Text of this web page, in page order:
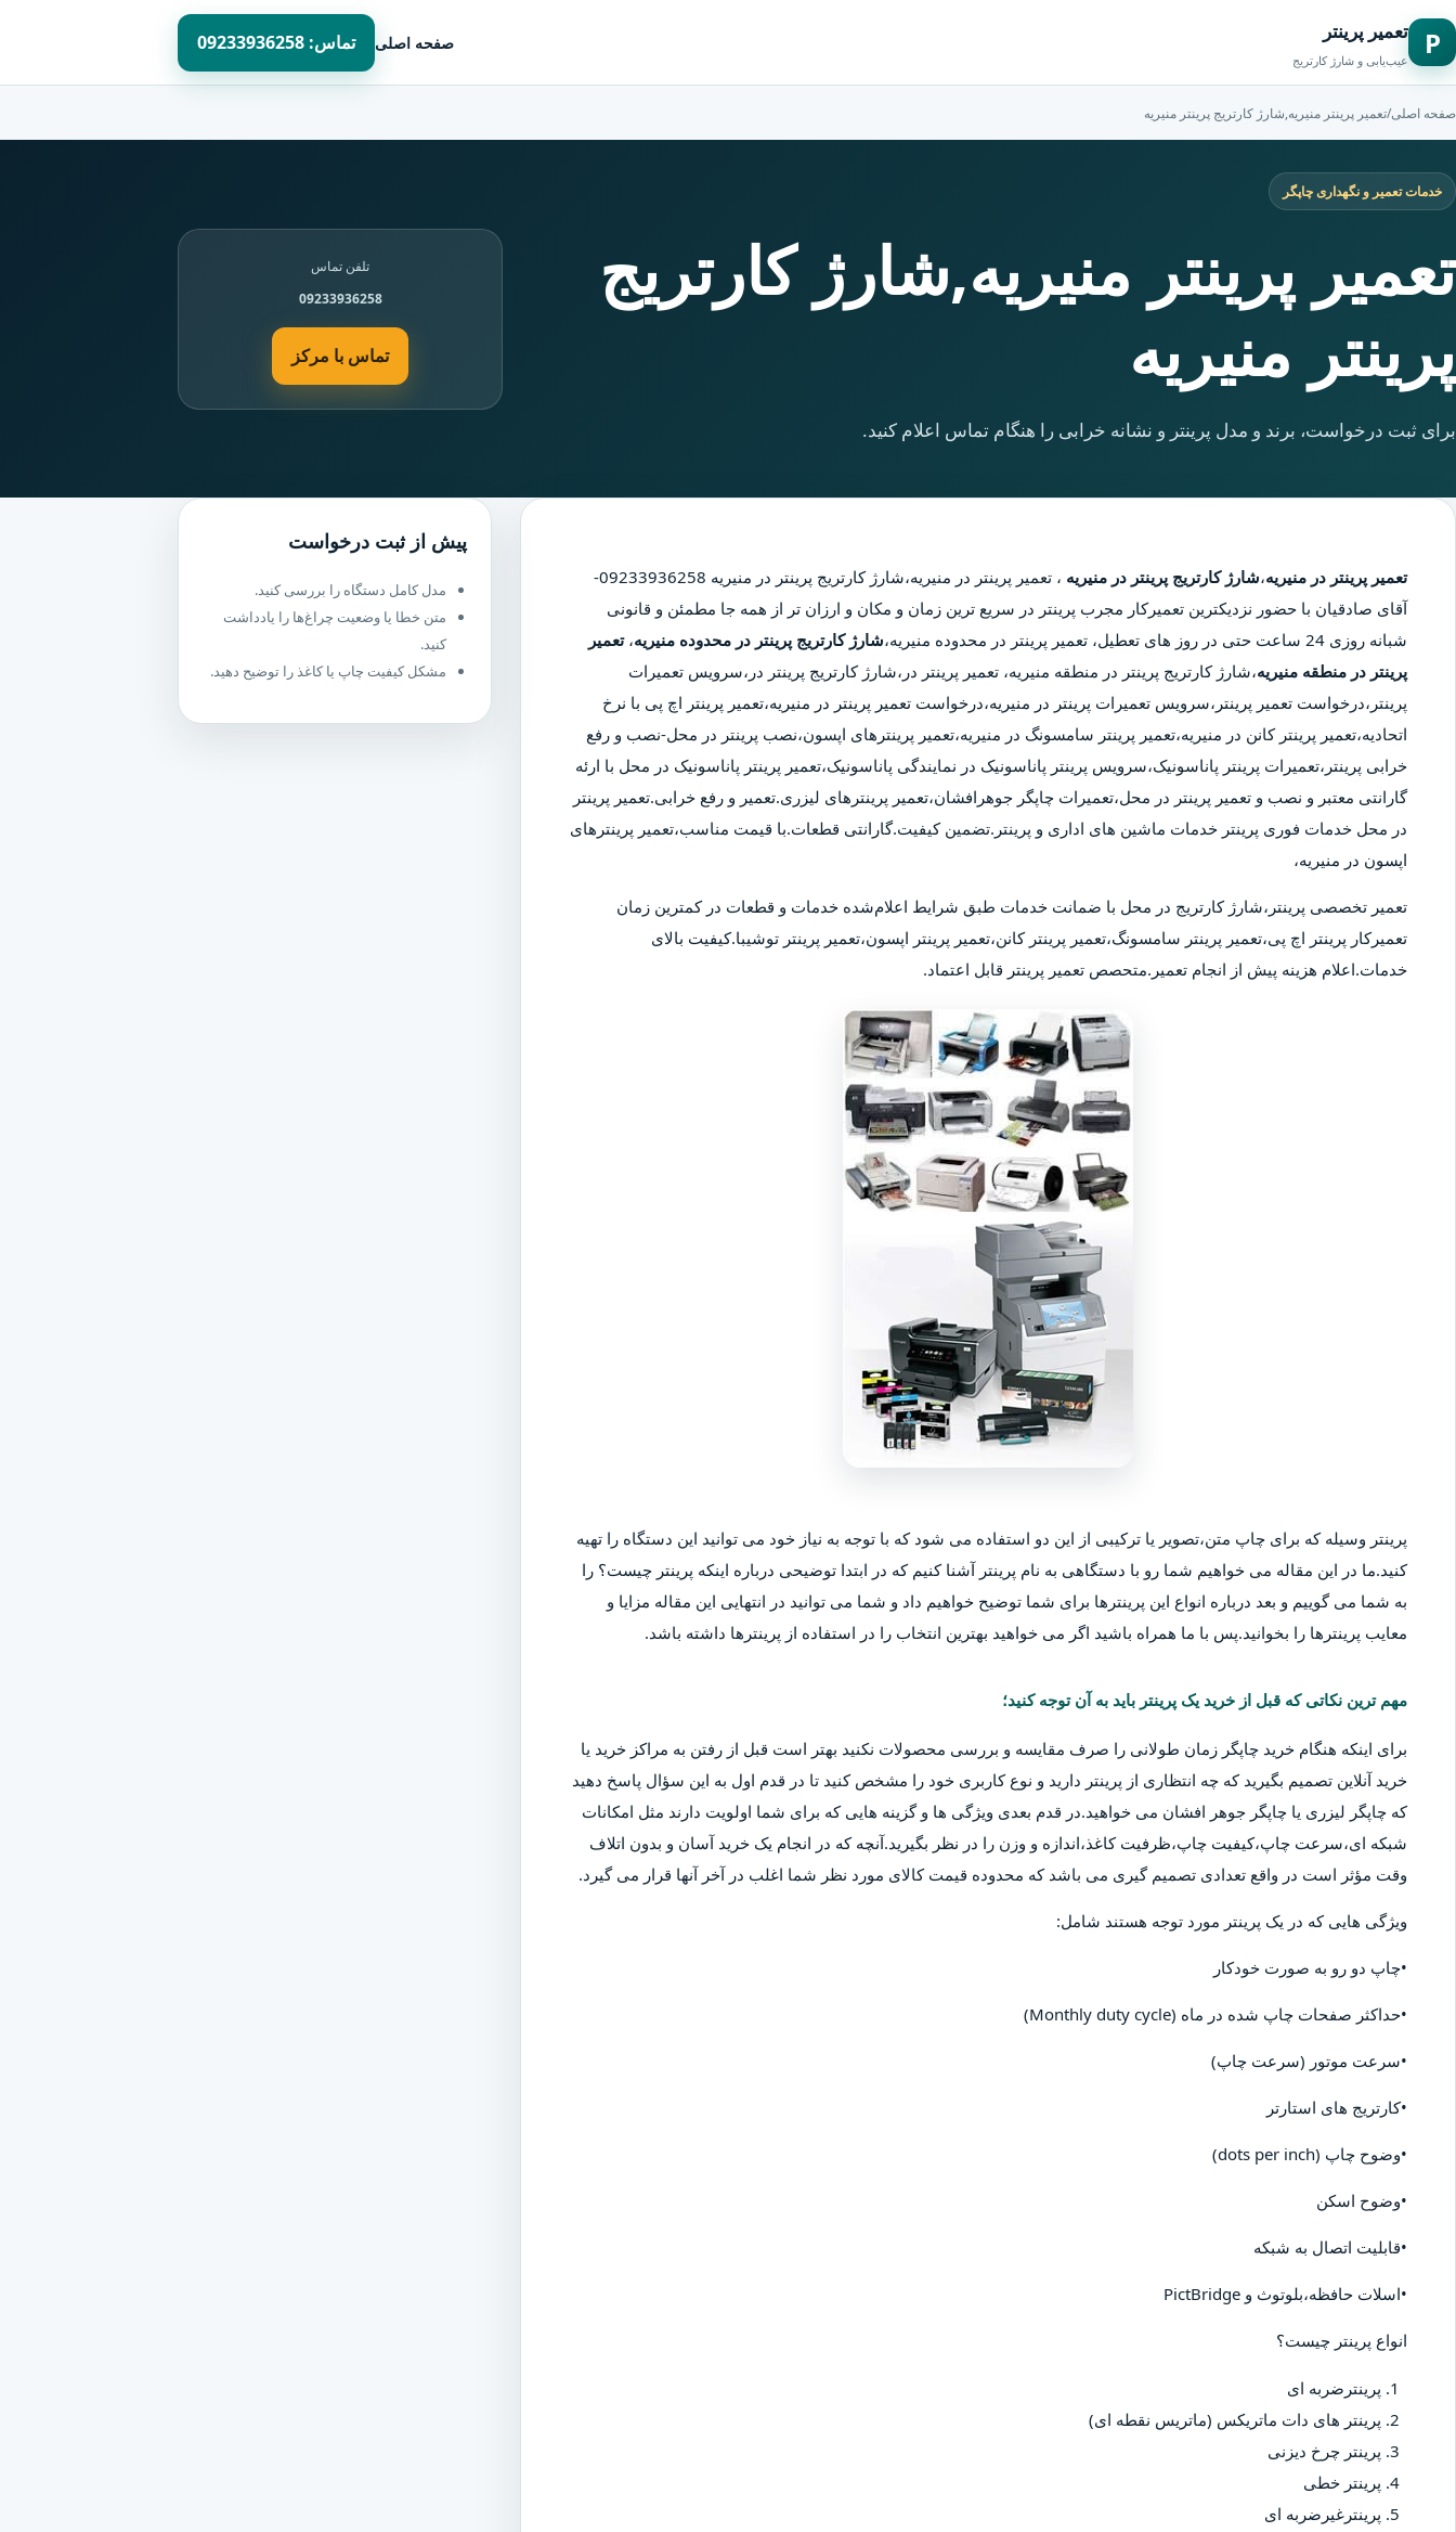
P تعمیر پرینتر
عیب‌یابی و شارژ کارتریج
صفحه اصلی تماس: 09233936258
صفحه اصلی/تعمیر پرینتر منیریه,شارژ کارتریج پرینتر منیریه
خدمات تعمیر و نگهداری چاپگر
تعمیر پرینتر منیریه,شارژ کارتریج
پرینتر منیریه
برای ثبت درخواست، برند و مدل پرینتر و نشانه خرابی را هنگام تماس اعلام کنید.
تلفن تماس
09233936258
تماس با مرکز
تعمیر پرینتر در منیریه،شارژ کارتریج پرینتر در منیریه ، تعمیر پرینتر در منیریه،شارژ کارتریج پرینتر در منیریه
09233936258-
آقای صادقیان با حضور نزدیکترین تعمیرکار مجرب پرینتر در سریع ترین زمان و مکان و ارزان تر از همه جا مطمئن و قانونی
شبانه روزی 24 ساعت حتی در روز های تعطیل، تعمیر پرینتر در محدوده منیریه،
شارژ کارتریج پرینتر در محدوده منیریه، تعمیر
پرینتر در منطقه منیریه،شارژ کارتریج پرینتر در منطقه منیریه، تعمیر پرینتر در،شارژ کارتریج پرینتر در،سرویس تعمیرات
پرینتر،درخواست تعمیر پرینتر،سرویس تعمیرات پرینتر در منیریه،درخواست تعمیر پرینتر در منیریه،تعمیر پرینتر اچ پی با نرخ
اتحادیه،تعمیر پرینتر کانن در منیریه،تعمیر پرینتر سامسونگ در منیریه،تعمیر پرینترهای اپسون،نصب پرینتر در محل-نصب و رفع
خرابی پرینتر،تعمیرات پرینتر پاناسونیک،سرویس پرینتر پاناسونیک در نمایندگی پاناسونیک،تعمیر پرینتر پاناسونیک در محل با ارئه
گارانتی معتبر و نصب و تعمیر پرینتر در محل،تعمیرات چاپگر جوهرافشان،تعمیر پرینترهای لیزری.تعمیر و رفع خرابی.تعمیر پرینتر
در محل خدمات فوری پرینتر خدمات ماشین های اداری و پرینتر.تضمین کیفیت.گارانتی قطعات.با قیمت مناسب،تعمیر پرینترهای
اپسون در منیریه،
تعمیر تخصصی پرینتر،شارژ کارتریج در محل با ضمانت خدمات طبق شرایط اعلام‌شده خدمات و قطعات در کمترین زمان
تعمیرکار پرینتر اچ پی،تعمیر پرینتر سامسونگ،تعمیر پرینتر کانن،تعمیر پرینتر اپسون،تعمیر پرینتر توشیبا.کیفیت بالای
خدمات.اعلام هزینه پیش از انجام تعمیر.متحصص تعمیر پرینتر قابل اعتماد.
پرینتر وسیله که برای چاپ متن،تصویر یا ترکیبی از این دو استفاده می شود که با توجه به نیاز خود می توانید این دستگاه را تهیه
کنید.ما در این مقاله می خواهیم شما رو با دستگاهی به نام پرینتر آشنا کنیم که در ابتدا توضیحی درباره اینکه پرینتر چیست؟ را
به شما می گوییم و بعد درباره انواع این پرینترها برای شما توضیح خواهیم داد و شما می توانید در انتهایی این مقاله مزایا و
معایب پرینترها را بخوانید.پس با ما همراه باشید اگر می خواهید بهترین انتخاب را در استفاده از پرینترها داشته باشد.
مهم ترین نکاتی که قبل از خرید یک پرینتر باید به آن توجه کنید؛
برای اینکه هنگام خرید چاپگر زمان طولانی را صرف مقایسه و بررسی محصولات نکنید بهتر است قبل از رفتن به مراکز خرید یا
خرید آنلاین تصمیم بگیرید که چه انتظاری از پرینتر دارید و نوع کاربری خود را مشخص کنید تا در قدم اول به این سؤال پاسخ دهید
که چاپگر لیزری یا چاپگر جوهر افشان می خواهید.در قدم بعدی ویژگی ها و گزینه هایی که برای شما اولویت دارند مثل امکانات
شبکه ای،سرعت چاپ،کیفیت چاپ،ظرفیت کاغذ،اندازه و وزن را در نظر بگیرید.آنچه که در انجام یک خرید آسان و بدون اتلاف
وقت مؤثر است در واقع تعدادی تصمیم گیری می باشد که محدوده قیمت کالای مورد نظر شما اغلب در آخر آنها قرار می گیرد.
ویژگی هایی که در یک پرینتر مورد توجه هستند شامل:
•چاپ دو رو به صورت خودکار
•حداکثر صفحات چاپ شده در ماه (Monthly duty cycle)
•سرعت موتور (سرعت چاپ)
•کارتریج های استارتر
•وضوح چاپ (dots per inch)
•وضوح اسکن
•قابلیت اتصال به شبکه
•اسلات حافظه،بلوتوث و PictBridge
انواع پرینتر چیست؟
پرینترضربه ای
پرینتر های دات ماتریکس (ماتریس نقطه ای)
پرینتر چرخ دیزنی
پرینتر خطی
پرینترغیرضربه ای
پیش از ثبت درخواست
مدل کامل دستگاه را بررسی کنید.
متن خطا یا وضعیت چراغ‌ها را یادداشت
کنید.
مشکل کیفیت چاپ یا کاغذ را توضیح دهید.